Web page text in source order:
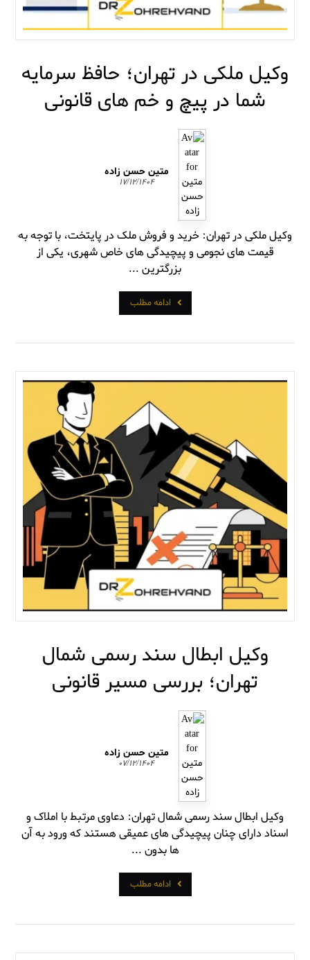
وکیل ملکی در تهران؛ حافظ سرمایه
شما در پیچ و خم های قانونی
متین حسن زاده
۱۷/۱۲/۱۴۰۴
وکیل ملکی در تهران: خرید و فروش ملک در پایتخت، با توجه به
قیمت های نجومی و پیچیدگی های خاص شهری، یکی از
بزرگترین ...
ادامه مطلب
وکیل ابطال سند رسمی شمال
تهران؛ بررسی مسیر قانونی
متین حسن زاده
۰۷/۱۲/۱۴۰۴
وکیل ابطال سند رسمی شمال تهران: دعاوی مرتبط با املاک و
اسناد دارای چنان پیچیدگی های عمیقی هستند که ورود به آن
ها بدون ...
ادامه مطلب